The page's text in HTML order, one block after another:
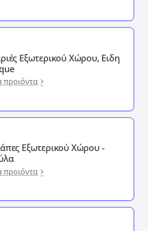
Εξωτερικού Χώρου, Ειδη
προιόντα
Εξωτερικού Χώρου -
προιόντα